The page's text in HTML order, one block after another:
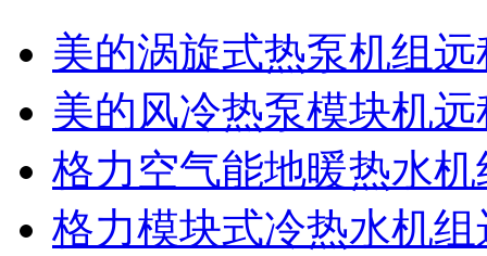
美的涡旋式热泵机组
美的风冷热泵模块机
格力空气能地暖热水
格力模块式冷热水机